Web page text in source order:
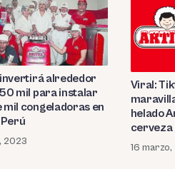
alrededor
mil para instalar
mil congeladoras en
2023
Viral:
helado
cerveza
16